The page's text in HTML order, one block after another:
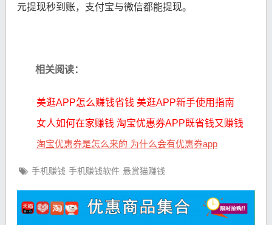
元提现秒到账，支付宝与微信都能提现。
相关阅读：
美逛APP怎么赚钱省钱 美逛APP新手使用指南
女人如何在家赚钱 淘宝优惠券APP既省钱又赚钱
淘宝优惠券是怎么来的 为什么会有优惠券app
手机赚钱 手机赚钱软件 悬赏猫赚钱